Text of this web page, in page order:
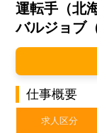
運転手（北
バルジョブ
仕事概要
求人区分